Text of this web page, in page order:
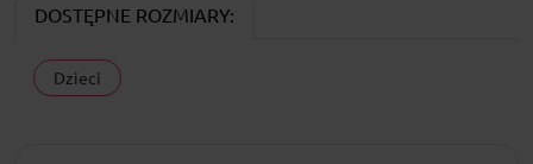
DOSTĘPNE ROZMIARY:
Dzieci